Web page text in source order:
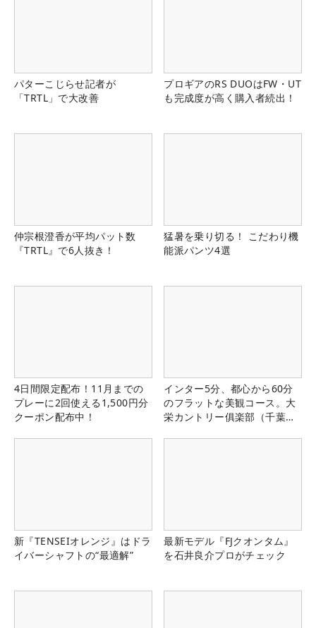
パターこじらせ記者が
「TRTL」で大改善
プロギアのRS DUOはFW・UT
も完成度が高く購入者続出！
仲宗根澄香が平均パット数
『TRTL』で6人抜き！
猛暑を乗り切る！ こだわり機
能派パンツ4選
4日間限定配布！11月までの
プレーに2回使える1,500円分
クーポン配布中！
インター5分、都心から60分
のフラットな美観コース。大
栄カントリー俱楽部（千葉
新『TENSEIオレンジ』はドラ
イバーシャフトの“最適解”
最新モデル『FJクオンタム』
を石井良介プロがチェック